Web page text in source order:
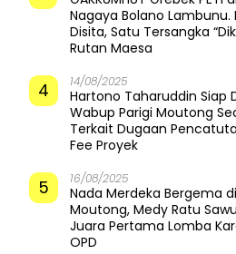
Nagaya Bolano Lambunu.
Disita, Satu Tersangka
Rutan Maesa
4 14/08/2025
Hartono Taharuddin Siap
Wabup Parigi Moutong
Terkait Dugaan
Fee Proyek
5 16/08/2025
Nada Merdeka Bergema
Moutong, Medy Ratu
Juara Pertama Lomba
OPD